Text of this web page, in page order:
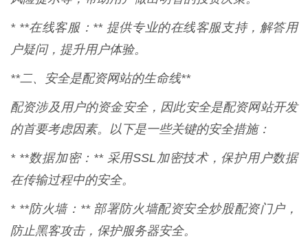
* **在线客服：** 提供专业的在线客服支持，解答用
户疑问，提升用户体验。
**二、安全是配资网站的生命线**
配资涉及用户的资金安全，因此安全是配资网站开发
的首要考虑因素。以下是一些关键的安全措施：
* **数据加密：** 采用SSL加密技术，保护用户数据
在传输过程中的安全。
* **防火墙：** 部署防火墙配资安全炒股配资门户，
防止黑客攻击，保护服务器安全。